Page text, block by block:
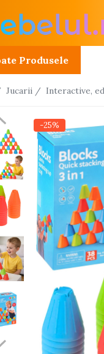
R/C
C
si muzicale
activitati
Produsele
Jucarii / Interactive,
-25%